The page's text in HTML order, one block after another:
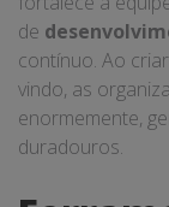
de
contínuo. Ao
vindo, as
enormemente,
duradouros.